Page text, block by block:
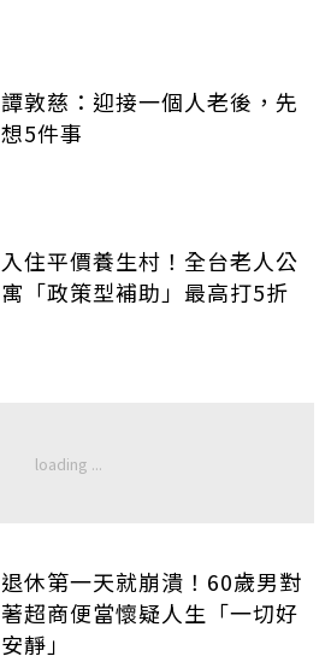
譚敦慈：迎接一個人老後，先
想5件事
入住平價養生村！全台老人公
寓「政策型補助」最高打5折
退休第一天就崩潰！60歲男對
著超商便當懷疑人生「一切好
安靜」